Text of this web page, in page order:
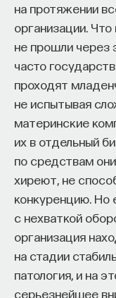
на протяжении
организации.
не прошли через
часто
проходят
не испытывая
материнские
их в отдельный
по средствам
хиреют, не
конкуренцию. Но
с нехваткой
организация
на стадии
патология, и на
серьезнейшее